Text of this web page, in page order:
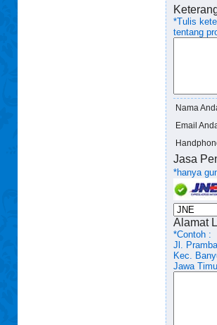
*Tulis
tentang
Nama
Email
Jasa
*hanya
Alamat
*Contoh :
Jl.
Kec.
Jawa